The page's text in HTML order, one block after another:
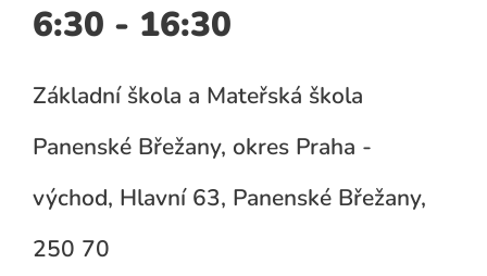
6:30 - 16:30
Základní škola a Mateřská škola
Panenské Břežany, okres Praha -
východ, Hlavní 63, Panenské Břežany,
250 70